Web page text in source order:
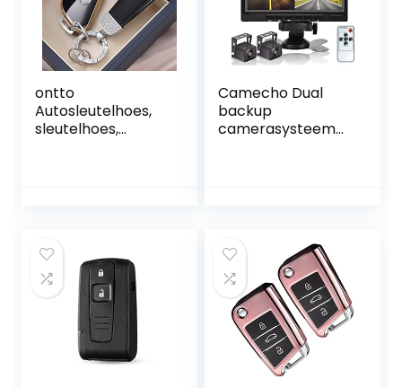
ontto
Autosleutelhoes,
sleutelhoes,
MK4 Seat Leon
sleutelhanger, TPU
sleutelbox,
sleuteletui, zwart
Camecho Dual
backup
camerasysteem
’s kit 12V-36V